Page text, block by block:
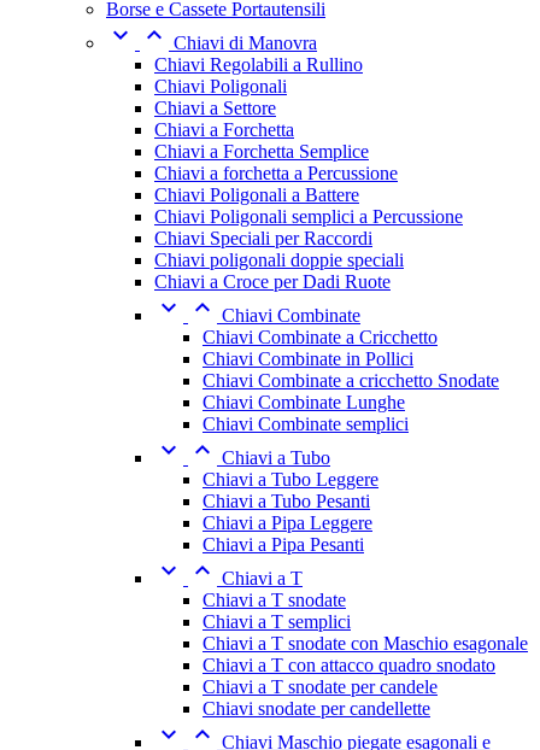
Borse e Cassete Portautensili
  Chiavi di Manovra
Chiavi Regolabili a Rullino
Chiavi Poligonali
Chiavi a Settore
Chiavi a Forchetta
Chiavi a Forchetta Semplice
Chiavi a forchetta a Percussione
Chiavi Poligonali a Battere
Chiavi Poligonali semplici a Percussione
Chiavi Speciali per Raccordi
Chiavi poligonali doppie speciali
Chiavi a Croce per Dadi Ruote
  Chiavi Combinate
Chiavi Combinate a Cricchetto
Chiavi Combinate in Pollici
Chiavi Combinate a cricchetto Snodate
Chiavi Combinate Lunghe
Chiavi Combinate semplici
  Chiavi a Tubo
Chiavi a Tubo Leggere
Chiavi a Tubo Pesanti
Chiavi a Pipa Leggere
Chiavi a Pipa Pesanti
  Chiavi a T
Chiavi a T snodate
Chiavi a T semplici
Chiavi a T snodate con Maschio esagonale
Chiavi a T con attacco quadro snodato
Chiavi a T snodate per candele
Chiavi snodate per candellette
  Chiavi Maschio piegate esagonali e